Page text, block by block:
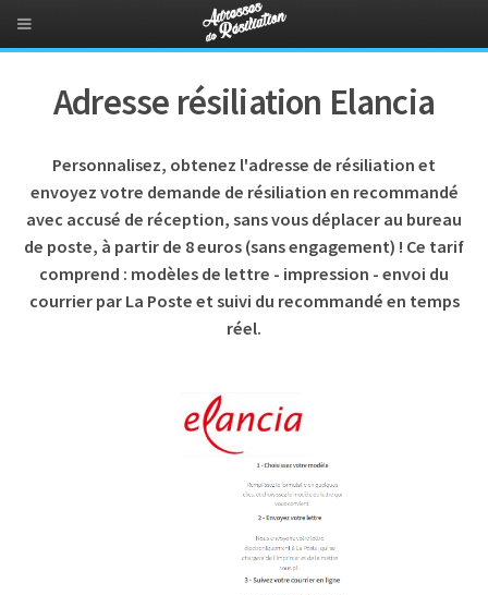
Adresse résiliation Elancia
Personnalisez, obtenez l'adresse de résiliation et
envoyez votre demande de résiliation en recommandé
avec accusé de réception, sans vous déplacer au bureau
de poste, à partir de 8 euros (sans engagement) ! Ce tarif
comprend : modèles de lettre - impression - envoi du
courrier par La Poste et suivi du recommandé en temps
réel.